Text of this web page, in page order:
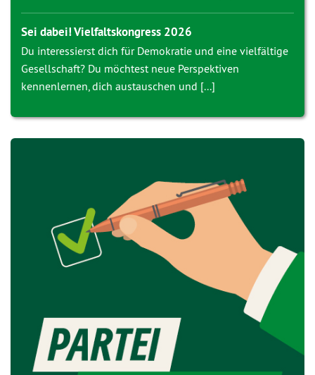
Sei dabei! Vielfaltskongress 2026
Du interessierst dich für Demokratie und eine vielfältige
Gesellschaft? Du möchtest neue Perspektiven
kennenlernen, dich austauschen und [...]